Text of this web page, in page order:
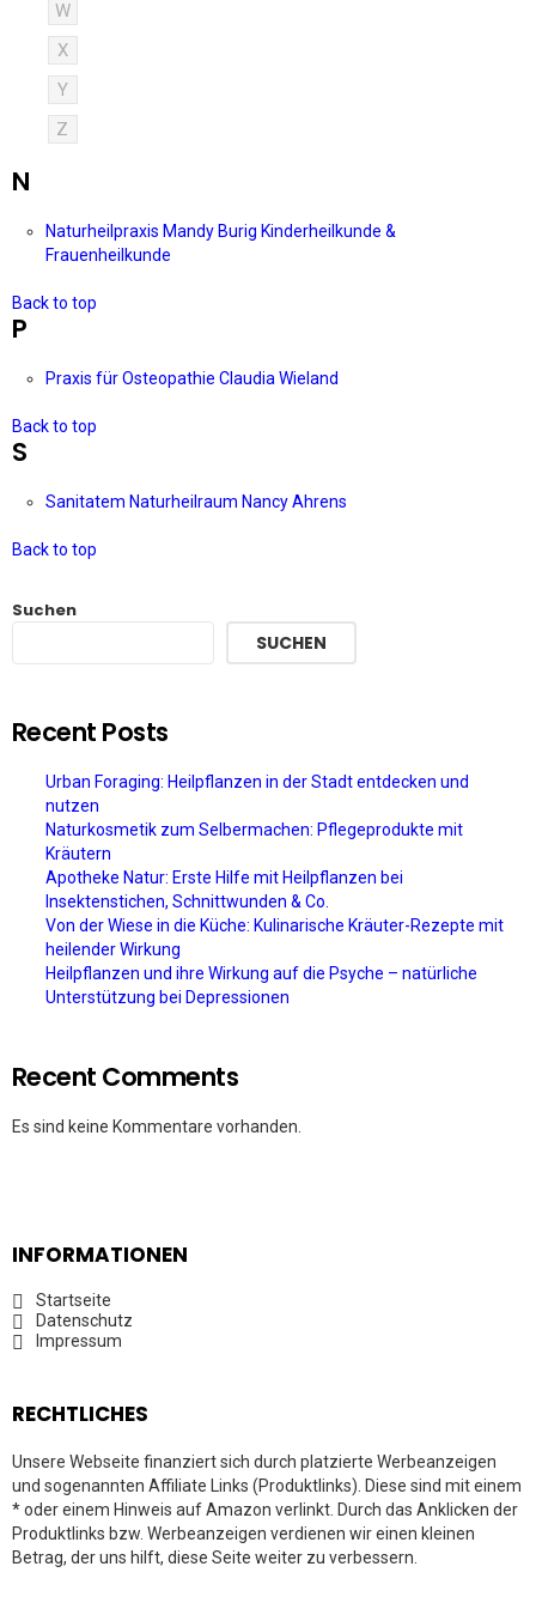
W
X
Y
Z
N
Naturheilpraxis Mandy Burig Kinderheilkunde &
Frauenheilkunde
Back to top
P
Praxis für Osteopathie Claudia Wieland
Back to top
S
Sanitatem Naturheilraum Nancy Ahrens
Back to top
Suchen
SUCHEN
Recent Posts
Urban Foraging: Heilpflanzen in der Stadt entdecken und
nutzen
Naturkosmetik zum Selbermachen: Pflegeprodukte mit
Kräutern
Apotheke Natur: Erste Hilfe mit Heilpflanzen bei
Insektenstichen, Schnittwunden & Co.
Von der Wiese in die Küche: Kulinarische Kräuter-Rezepte mit
heilender Wirkung
Heilpflanzen und ihre Wirkung auf die Psyche – natürliche
Unterstützung bei Depressionen
Recent Comments
Es sind keine Kommentare vorhanden.
INFORMATIONEN
Startseite
Datenschutz
Impressum
RECHTLICHES
Unsere Webseite finanziert sich durch platzierte Werbeanzeigen
und sogenannten Affiliate Links (Produktlinks). Diese sind mit einem
* oder einem Hinweis auf Amazon verlinkt. Durch das Anklicken der
Produktlinks bzw. Werbeanzeigen verdienen wir einen kleinen
Betrag, der uns hilft, diese Seite weiter zu verbessern.